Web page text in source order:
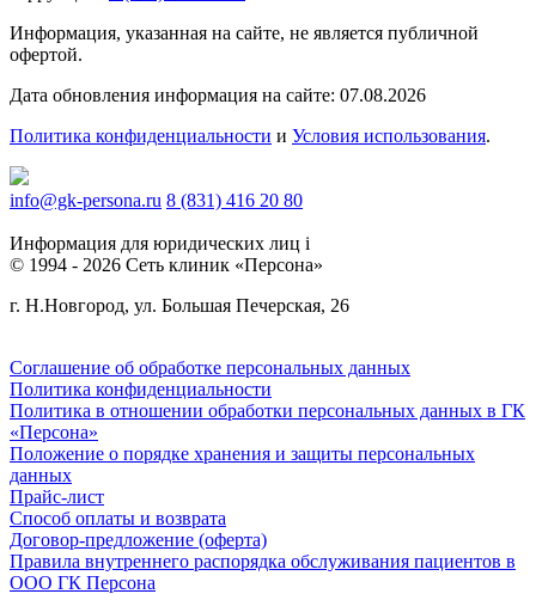
Информация, указанная на сайте, не является публичной
офертой.
Дата обновления информация на сайте: 07.08.2026
Политика конфиденциальности и Условия использования.
info@gk-persona.ru 8 (831) 416 20 80
Информация для юридических лиц i
© 1994 - 2026 Сеть клиник «Персона»
г. Н.Новгород, ул. Большая Печерская, 26
Соглашение об обработке персональных данных
Политика конфиденциальности
Политика в отношении обработки персональных данных в ГК
«Персона»
Положение о порядке хранения и защиты персональных
данных
Прайс-лист
Способ оплаты и возврата
Договор-предложение (оферта)
Правила внутреннего распорядка обслуживания пациентов в
ООО ГК Персона